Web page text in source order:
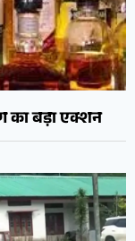
का बड़ा एक्शन